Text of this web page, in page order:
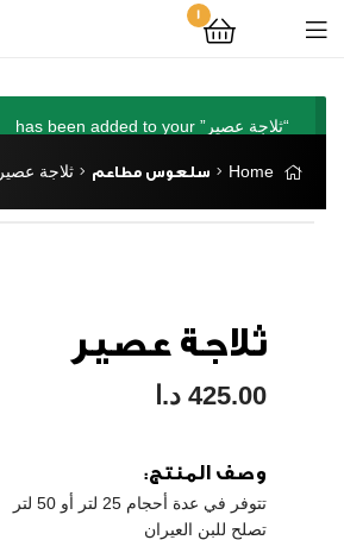
1
“ثلاجة عصير” has been added to your
Home سلعوس مطاعم ثلاجة عصير
ثلاجة عصير
425.00 د.ا
وصف المنتج:
تتوفر في عدة أحجام 25 لتر أو 50 لتر
تصلح للبن العيران